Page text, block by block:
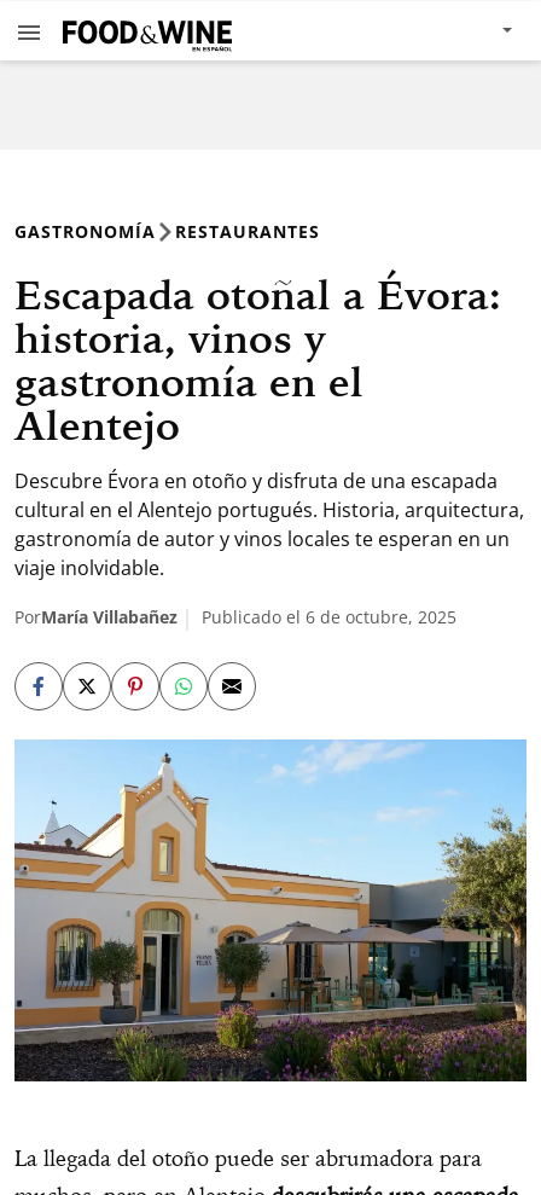
GASTRONOMÍA RESTAURANTES
Escapada otoñal a Évora:
historia, vinos y
gastronomía en el
Alentejo
Descubre Évora en otoño y disfruta de una escapada
cultural en el Alentejo portugués. Historia, arquitectura,
gastronomía de autor y vinos locales te esperan en un
viaje inolvidable.
PorMaría Villabañez Publicado el 6 de octubre, 2025
La llegada del otoño puede ser abrumadora para